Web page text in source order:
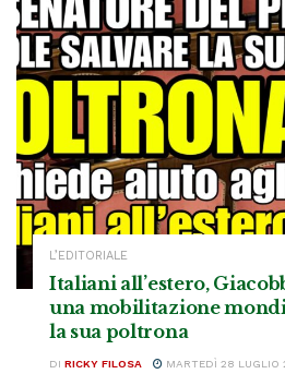
L’EDITORIALE
Italiani all’estero,
una mobilitazione
la sua poltrona
DI RICKY FILOSA MARTEDÌ 28 LUGLIO